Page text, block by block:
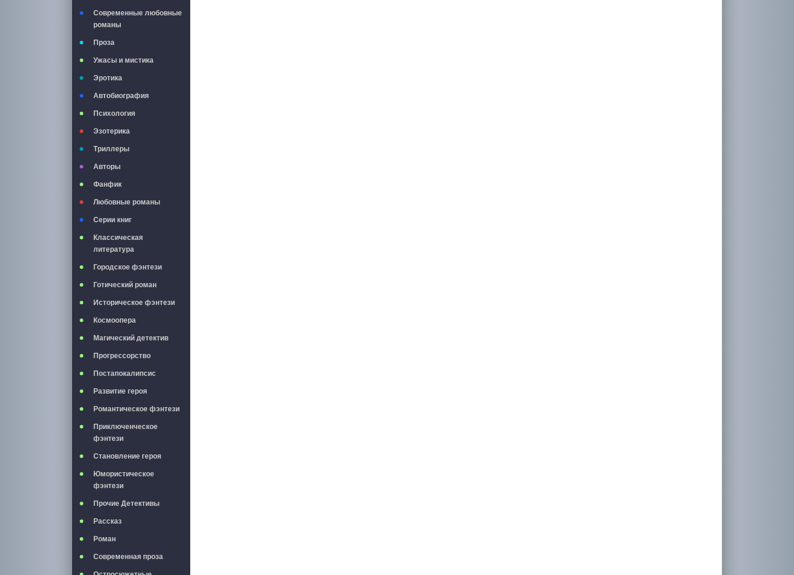
Современные любовные
романы
Проза
Ужасы и мистика
Эротика
Автобиография
Психология
Эзотерика
Триллеры
Авторы
Фанфик
Любовные романы
Серии книг
Классическая
литература
Городское фэнтези
Готический роман
Историческое фэнтези
Космоопера
Магический детектив
Прогрессорство
Постапокалипсис
Развитие героя
Романтическое фэнтези
Приключенческое
фэнтези
Становление героя
Юмористическое
фэнтези
Прочие Детективы
Рассказ
Роман
Современная проза